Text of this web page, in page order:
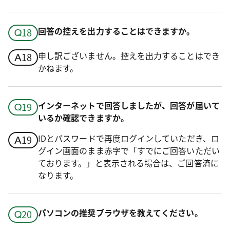
回答の控えを出力することはできますか。
申し訳ございません。控えを出力することはでき
かねます。
インターネットで回答しましたが、回答が届いて
いるか確認できますか。
IDとパスワードで再度ログインしていただき、ロ
グイン画面のまま赤字で「すでにご回答いただい
ております。」と表示される場合は、ご回答済に
なります。
パソコンの推奨ブラウザを教えてください。